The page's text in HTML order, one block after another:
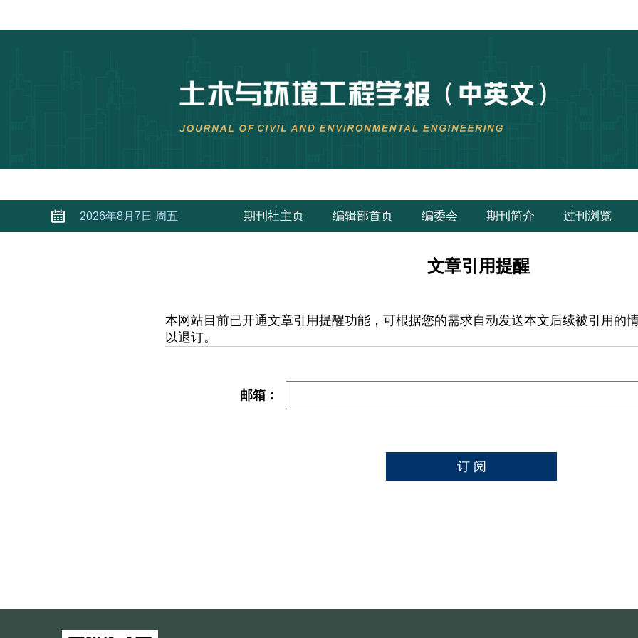
2026年8月7日 周五 期刊社主页 编辑部首页 编委会 期刊简介 过刊浏览
文章引用提醒
本网站目前已开通文章引用提醒功能，可根据您的需求自动发送本文后续被引用的
以退订。
邮箱：